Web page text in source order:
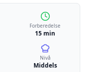
Forberedelse
15 min
Nivå
Middels